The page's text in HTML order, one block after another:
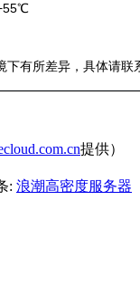
下有所差异，具体请联
提供）
: 浪潮高密度服务器